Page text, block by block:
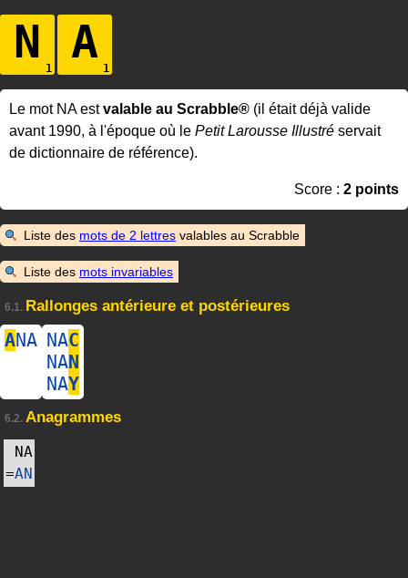
N A
Le mot NA estvalable au Scrabble® (il était déjà valide
avant 1990, à l'époque où le Petit Larousse Illustré servait
de dictionnaire de référence).
Score : 2 points
Liste des mots de 2 lettres valables au Scrabble
Liste des mots invariables
6.1. Rallonges antérieure et postérieures
ANA NAC
NAN
NAY
6.2. Anagrammes
NA
=AN